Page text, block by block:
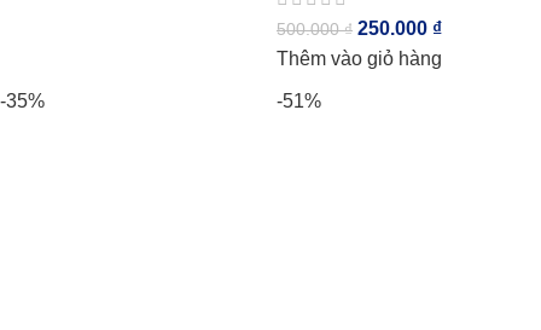
500.000₫ 250.000 ₫
Thêm vào giỏ hàng
-35% -51%